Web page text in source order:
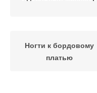
Ногти к бордовому
платью